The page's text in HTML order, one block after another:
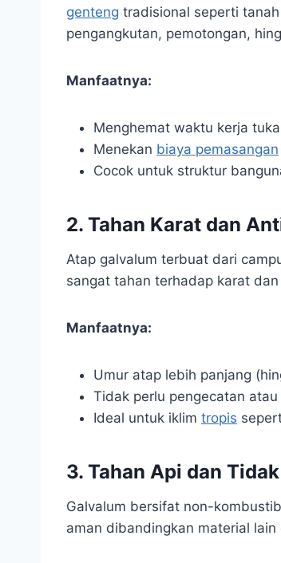
genteng tradisional seperti
pengangkutan, pemotongan,
Manfaatnya:
Menghemat waktu kerja
Menekan biaya pemasangan
Cocok untuk struktur
2. Tahan Karat dan
Atap galvalum terbuat dari
sangat tahan terhadap karat
Manfaatnya:
Umur atap lebih panjang
Tidak perlu pengecatan
Ideal untuk iklim tropis
3. Tahan Api dan
Galvalum bersifat non-
aman dibandingkan material